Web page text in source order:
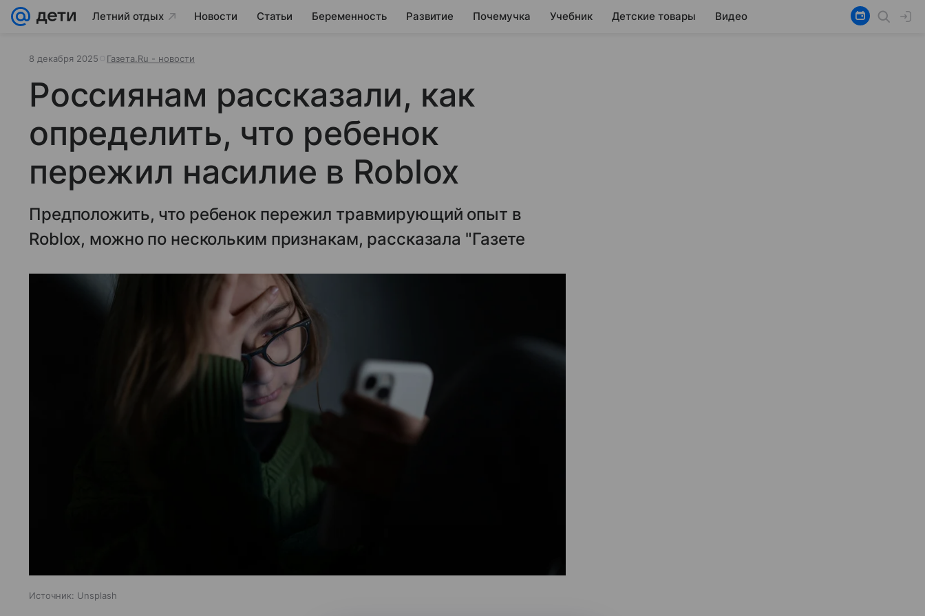
Летний отдых Новости Статьи Беременность Развитие Почемучка Учебник Детские товары Видео
8 декабря 2025 Газета.Ru - новости
Россиянам рассказали, как
определить, что ребенок
пережил насилие в Roblox
Предположить, что ребенок пережил травмирующий опыт в
Roblox, можно по нескольким признакам, рассказала "Газете
Источник: Unsplash